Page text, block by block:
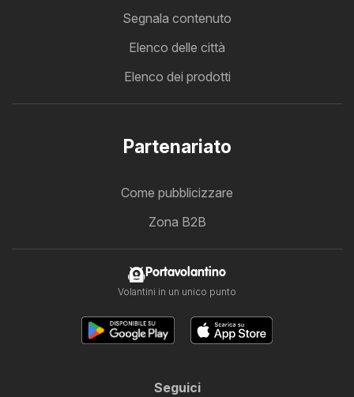
Segnala contenuto
Elenco delle città
Elenco dei prodotti
Partenariato
Come pubblicizzare
Zona B2B
Portavolantino
Volantini in un unico punto
Seguici